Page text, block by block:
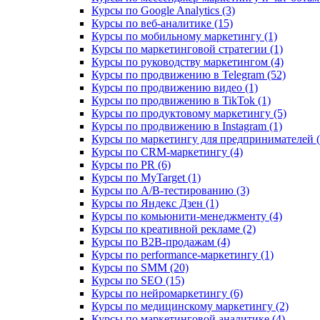
Курсы по Google Analytics (3)
Курсы по веб-аналитике (15)
Курсы по мобильному маркетингу (1)
Курсы по маркетинговой стратегии (1)
Курсы по руководству маркетингом (4)
Курсы по продвижению в Telegram (52)
Курсы по продвижению видео (1)
Курсы по продвижению в TikTok (1)
Курсы по продуктовому маркетингу (5)
Курсы по продвижению в Instagram (1)
Курсы по маркетингу для предпринимателей
Курсы по CRM-маркетингу (4)
Курсы по PR (6)
Курсы по MyTarget (1)
Курсы по A/B-тестированию (3)
Курсы по Яндекс Дзен (1)
Курсы по комьюнити-менеджменту (4)
Курсы по креативной рекламе (2)
Курсы по B2B-продажам (4)
Курсы по performance-маркетингу (1)
Курсы по SMM (20)
Курсы по SEO (15)
Курсы по нейромаркетингу (6)
Курсы по медицинскому маркетингу (2)